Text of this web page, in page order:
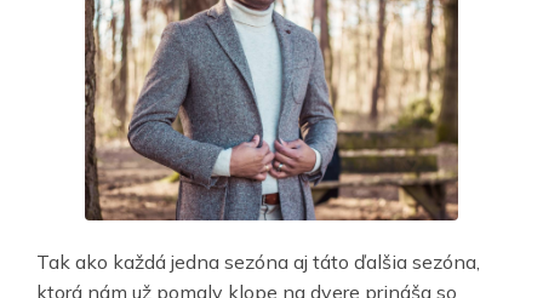
Tak ako každá jedna sezóna aj táto ďalšia sezóna,
ktorá nám už pomaly klope na dvere prináša so